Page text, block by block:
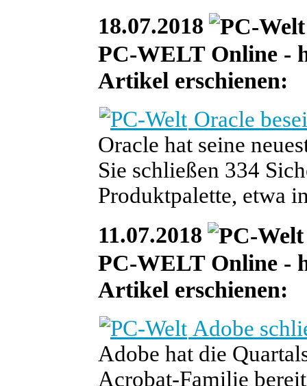
18.07.2018
PC-WELT Online -
Artikel erschienen:
Oracle
Oracle hat seine
Sie schließen 334
Produktpalette, etwa
11.07.2018
PC-WELT Online -
Artikel erschienen:
Adobe
Adobe hat die
Acrobat-Familie